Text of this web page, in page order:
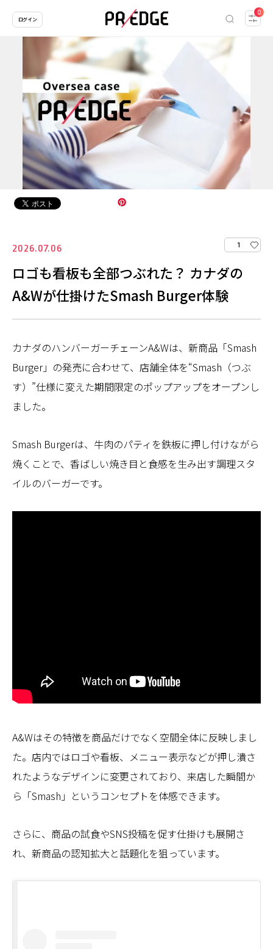
0
ログイン
2026.07.06 1
ロゴも看板も全部つぶれた？ カナダの
A&Wが仕掛けたSmash Burger体験
カナダのハンバーガーチェーンA&Wは、新商品「Smash
Burger」の発売に合わせて、店舗全体を“Smash（つぶ
す）”仕様に変えた期間限定のポップアップをオープンし
ました。
Smash Burgerは、牛肉のパティを鉄板に押し付けながら
焼くことで、香ばしい焼き目と食感を生み出す調理スタ
イルのバーガーです。
A&Wはその特徴を商品だけでなく空間全体に反映しまし
た。店内ではロゴや看板、メニュー表示などが押し潰さ
れたようなデザインに変更されており、来店した瞬間か
ら「Smash」というコンセプトを体感できます。
さらに、商品の試食やSNS投稿を促す仕掛けも展開さ
れ、新商品の認知拡大と話題化を狙っています。